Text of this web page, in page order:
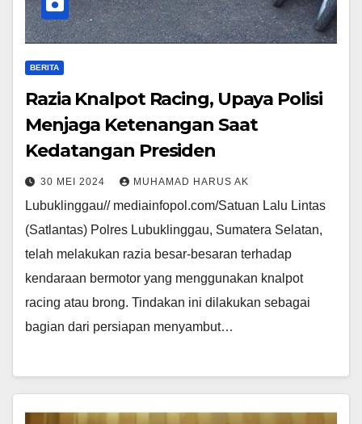
BERITA
Razia Knalpot Racing, Upaya Polisi
Menjaga Ketenangan Saat
Kedatangan Presiden
30 MEI 2024 MUHAMAD HARUS AK
Lubuklinggau// mediainfopol.com/Satuan Lalu Lintas
(Satlantas) Polres Lubuklinggau, Sumatera Selatan,
telah melakukan razia besar-besaran terhadap
kendaraan bermotor yang menggunakan knalpot
racing atau brong. Tindakan ini dilakukan sebagai
bagian dari persiapan menyambut…